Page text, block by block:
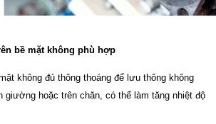
bề mặt không phù hợp
không đủ thông thoáng để lưu thông không
giường hoặc trên chăn, có thể làm tăng nhiệt độ